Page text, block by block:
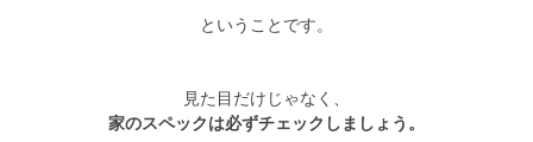
ということです。
見た目だけじゃなく、
家のスペックは必ずチェックしましょう。